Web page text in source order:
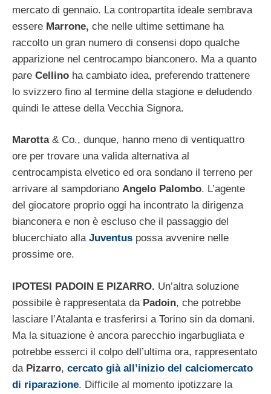
mercato di gennaio. La contropartita ideale sembrava
essere Marrone, che nelle ultime settimane ha
raccolto un gran numero di consensi dopo qualche
apparizione nel centrocampo bianconero. Ma a quanto
pare Cellino ha cambiato idea, preferendo trattenere
lo svizzero fino al termine della stagione e deludendo
quindi le attese della Vecchia Signora.
Marotta& Co., dunque, hanno meno di ventiquattro
ore per trovare una valida alternativa al
centrocampista elvetico ed ora sondano il terreno per
arrivare al sampdoriano Angelo Palombo. L’agente
del giocatore proprio oggi ha incontrato la dirigenza
bianconera e non è escluso che il passaggio del
blucerchiato alla Juventus possa avvenire nelle
prossime ore.
IPOTESI PADOIN E PIZARRO. Un’altra soluzione
possibile è rappresentata da Padoin, che potrebbe
lasciare l’Atalanta e trasferirsi a Torino sin da domani.
Ma la situazione è ancora parecchio ingarbugliata e
potrebbe esserci il colpo dell’ultima ora, rappresentato
da Pizarro, cercato già all’inizio del calciomercato
di riparazione. Difficile al momento ipotizzare la